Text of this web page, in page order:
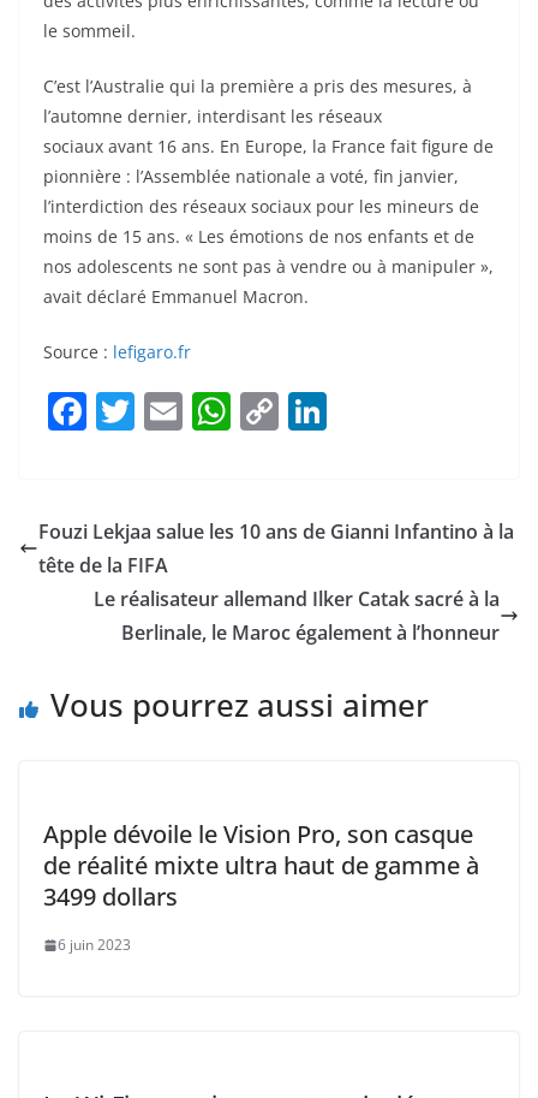
le sommeil.
C’est l’Australie qui la première a pris des mesures, à
l’automne dernier, interdisant les réseaux
sociaux avant 16 ans. En Europe, la France fait figure de
pionnière : l’Assemblée nationale a voté, fin janvier,
l’interdiction des réseaux sociaux pour les mineurs de
moins de 15 ans. « Les émotions de nos enfants et de
nos adolescents ne sont pas à vendre ou à manipuler »,
avait déclaré Emmanuel Macron.
Source : lefigaro.fr
F
e
b
o
T
er
E
l
W
s
p
p
C
y
n
k
e
n
Fouzi Lekjaa salue les 10 ans de Gianni Infantino à la
tête de la FIFA
Le réalisateur allemand Ilker Catak sacré à la
Berlinale, le Maroc également à l’honneur
Vous pourrez aussi aimer
Apple dévoile le Vision Pro, son casque
de réalité mixte ultra haut de gamme à
3499 dollars
6 juin 2023